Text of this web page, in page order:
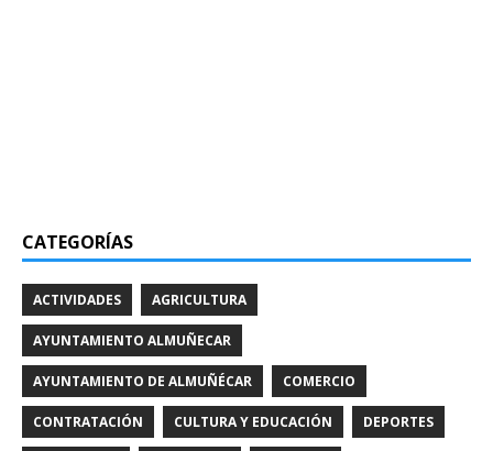
CATEGORÍAS
ACTIVIDADES AGRICULTURA
AYUNTAMIENTO ALMUÑECAR
AYUNTAMIENTO DE ALMUÑÉCAR COMERCIO
CONTRATACIÓN CULTURA Y EDUCACIÓN DEPORTES